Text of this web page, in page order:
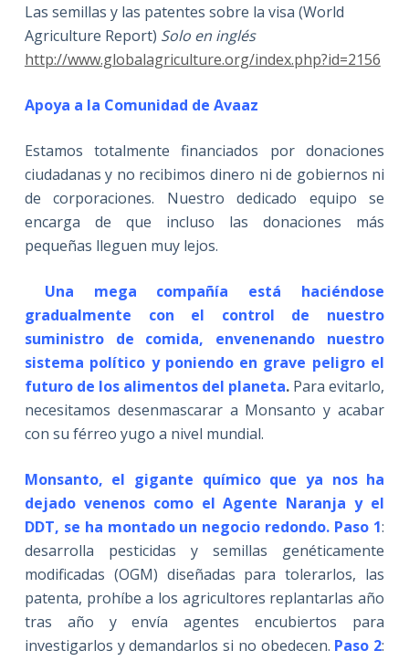
Las semillas y las patentes sobre la visa (World
Agriculture Report) Solo en inglés
http://www.globalagriculture.org/index.php?id=2156
Apoya a la Comunidad de Avaaz
Estamos totalmente financiados por donaciones
ciudadanas y no recibimos dinero ni de gobiernos ni
de corporaciones. Nuestro dedicado equipo se
encarga de que incluso las donaciones más
pequeñas lleguen muy lejos.
Una mega compañía está haciéndose
gradualmente con el control de nuestro
suministro de comida, envenenando nuestro
sistema político y poniendo en grave peligro el
futuro de los alimentos del planeta. Para evitarlo,
necesitamos desenmascarar a Monsanto y acabar
con su férreo yugo a nivel mundial.
Monsanto, el gigante químico que ya nos ha
dejado venenos como el Agente Naranja y el
DDT, se ha montado un negocio redondo. Paso 1:
desarrolla pesticidas y semillas genéticamente
modificadas (OGM) diseñadas para tolerarlos, las
patenta, prohíbe a los agricultores replantarlas año
tras año y envía agentes encubiertos para
investigarlos y demandarlos si no obedecen. Paso 2: